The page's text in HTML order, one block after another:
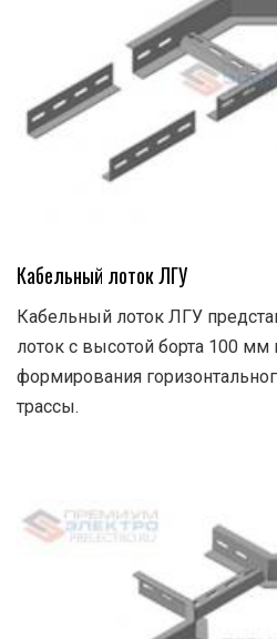
Кабельный лоток ЛГУ
Кабельный лоток ЛГУ
лоток с высотой борта 100 мм
формирования
трассы.